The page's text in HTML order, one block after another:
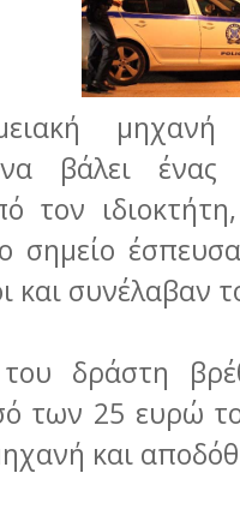
μηχανή
βάλει ένας
τον
σημείο
και συνέλαβαν
δράστη
των 25 ευρώ
και